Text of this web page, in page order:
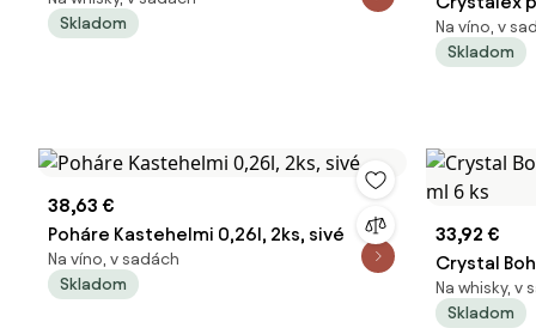
Skladom
550 ml 2 ks
Na víno, v
Skladom
38,63 €
Poháre Kastehelmi 0,26l, 2ks, sivé
Na víno, v sadách
Skladom
33,92 €
Crystal
ml 6 ks
Na whisky, v
Skladom